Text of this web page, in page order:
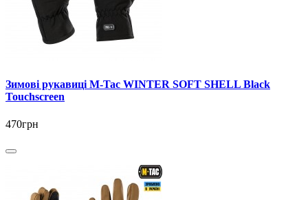
Зимові рукавиці M-Tac WINTER SOFT SHELL Black
Touchscreen
470грн